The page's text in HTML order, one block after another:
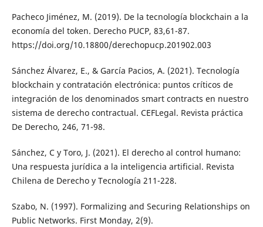
Pacheco Jiménez, M. (2019). De la tecnología blockchain a la
economía del token. Derecho PUCP, 83,61-87.
https://doi.org/10.18800/derechopucp.201902.003
Sánchez Álvarez, E., & García Pacios, A. (2021). Tecnología
blockchain y contratación electrónica: puntos críticos de
integración de los denominados smart contracts en nuestro
sistema de derecho contractual. CEFLegal. Revista práctica
De Derecho, 246, 71-98.
Sánchez, C y Toro, J. (2021). El derecho al control humano:
Una respuesta jurídica a la inteligencia artificial. Revista
Chilena de Derecho y Tecnología 211-228.
Szabo, N. (1997). Formalizing and Securing Relationships on
Public Networks. First Monday, 2(9).